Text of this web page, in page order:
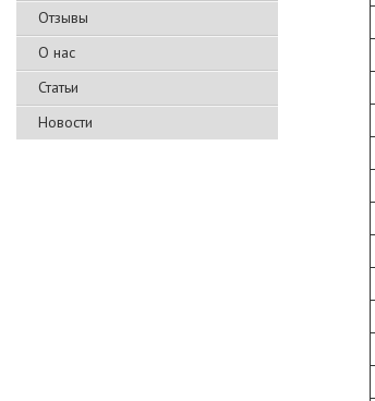
Отзывы
О нас
Статьи
Новости